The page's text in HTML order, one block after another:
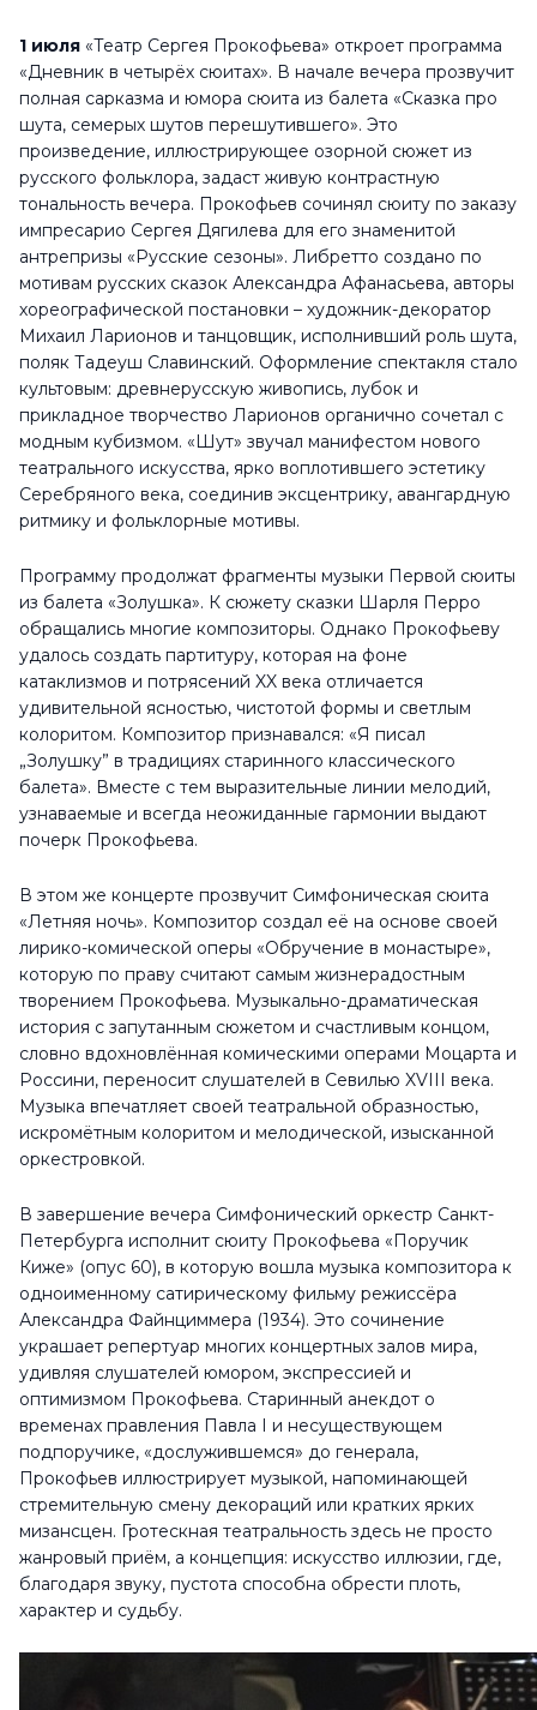
1 июля «Театр Сергея Прокофьева» откроет программа
«Дневник в четырёх сюитах». В начале вечера прозвучит
полная сарказма и юмора сюита из балета «Сказка про
шута, семерых шутов перешутившего». Это
произведение, иллюстрирующее озорной сюжет из
русского фольклора, задаст живую контрастную
тональность вечера. Прокофьев сочинял сюиту по заказу
импресарио Сергея Дягилева для его знаменитой
антрепризы «Русские сезоны». Либретто создано по
мотивам русских сказок Александра Афанасьева, авторы
хореографической постановки – художник-декоратор
Михаил Ларионов и танцовщик, исполнивший роль шута,
поляк Тадеуш Славинский. Оформление спектакля стало
культовым: древнерусскую живопись, лубок и
прикладное творчество Ларионов органично сочетал с
модным кубизмом. «Шут» звучал манифестом нового
театрального искусства, ярко воплотившего эстетику
Серебряного века, соединив эксцентрику, авангардную
ритмику и фольклорные мотивы.
Программу продолжат фрагменты музыки Первой сюиты
из балета «Золушка». К сюжету сказки Шарля Перро
обращались многие композиторы. Однако Прокофьеву
удалось создать партитуру, которая на фоне
катаклизмов и потрясений XX века отличается
удивительной ясностью, чистотой формы и светлым
колоритом. Композитор признавался: «Я писал
„Золушку” в традициях старинного классического
балета». Вместе с тем выразительные линии мелодий,
узнаваемые и всегда неожиданные гармонии выдают
почерк Прокофьева.
В этом же концерте прозвучит Симфоническая сюита
«Летняя ночь». Композитор создал её на основе своей
лирико-комической оперы «Обручение в монастыре»,
которую по праву считают самым жизнерадостным
творением Прокофьева. Музыкально-драматическая
история с запутанным сюжетом и счастливым концом,
словно вдохновлённая комическими операми Моцарта и
Россини, переносит слушателей в Севилью XVIII века.
Музыка впечатляет своей театральной образностью,
искромётным колоритом и мелодической, изысканной
оркестровкой.
В завершение вечера Симфонический оркестр Санкт-
Петербурга исполнит сюиту Прокофьева «Поручик
Киже» (опус 60), в которую вошла музыка композитора к
одноименному сатирическому фильму режиссёра
Александра Файнциммера (1934). Это сочинение
украшает репертуар многих концертных залов мира,
удивляя слушателей юмором, экспрессией и
оптимизмом Прокофьева. Старинный анекдот о
временах правления Павла I и несуществующем
подпоручике, «дослужившемся» до генерала,
Прокофьев иллюстрирует музыкой, напоминающей
стремительную смену декораций или кратких ярких
мизансцен. Гротескная театральность здесь не просто
жанровый приём, а концепция: искусство иллюзии, где,
благодаря звуку, пустота способна обрести плоть,
характер и судьбу.